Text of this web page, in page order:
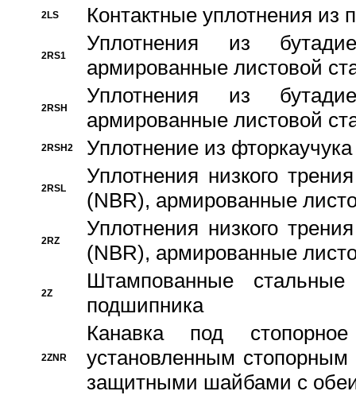
2LS Контактные уплотнения из
2RS1
Уплотнения из
армированные листовой
2RSH
Уплотнения из
армированные листовой
2RSH2 Уплотнение из
2RSL
Уплотнения низкого
(NBR), армированные
2RZ
Уплотнения низкого
(NBR), армированные
2Z
Штампованные
подшипника
2ZNR
Канавка под
установленным
защитными шайбами с